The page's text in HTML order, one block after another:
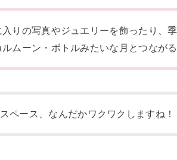
入りの写真やジュエリーを飾ったり、
ルムーン・ボトルみたいな月とつなが
ペース、なんだかワクワクしますね！